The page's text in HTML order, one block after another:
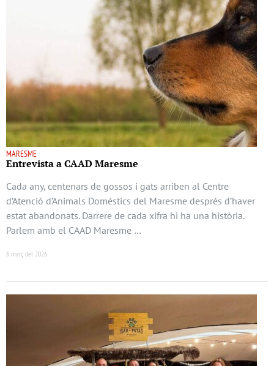
MARESME
Entrevista a CAAD Maresme
Cada any, centenars de gossos i gats arriben al Centre
d’Atenció d’Animals Domèstics del Maresme després d’haver
estat abandonats. Darrere de cada xifra hi ha una història.
Parlem amb el CAAD Maresme …
6 març del 2026